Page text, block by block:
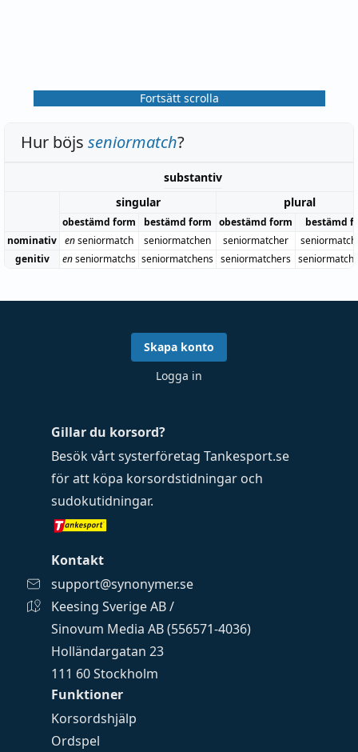
Fortsätt scrolla
Hur böjs seniormatch?
substantiv
singular
plural
obestämd form bestämd form obestämd form
bestämd
nominativ enseniormatch seniormatchen seniormatcher
genitiv
enseniormatchs seniormatchens seniormatchers
Funktioner
Korsordshjälp
Ordspel
Gillar du korsord?
Besök vårt systerföretag Tankesport.se
för att köpa korsordstidningar och
sudokutidningar.
Kontakt
support@synonymer.se
Keesing Sverige AB /
Sinovum Media AB (556571-4036)
Holländargatan 23
111 60 Stockholm
Skapa konto
Logga in